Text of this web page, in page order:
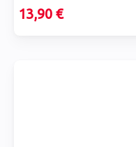
13,90 €